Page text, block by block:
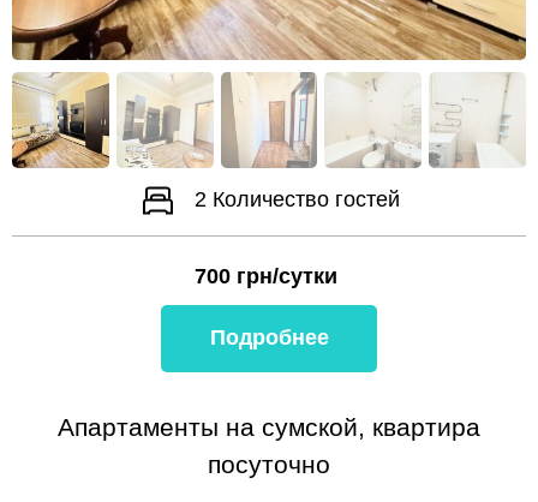
2 Количество гостей
700 грн/сутки
Подробнее
Апартаменты на сумской, квартира
посуточно